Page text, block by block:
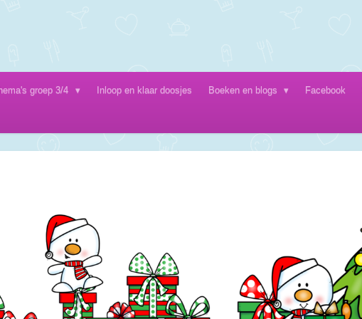
groep 3/4 Inloop en klaar doosjes Boeken en blogs Facebook